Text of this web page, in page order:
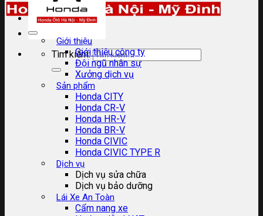
Tìm kiếm:
Giới thiệu
Giới thiệu công ty
Đội ngũ nhân sự
Xưởng dịch vụ
Sản phẩm
Honda CITY
Honda CR-V
Honda HR-V
Honda BR-V
Honda CIVIC
Honda CIVIC TYPE R
Dịch vụ
Dịch vụ sửa chữa
Dịch vụ bảo dưỡng
Lái Xe An Toàn
Cẩm nang xe